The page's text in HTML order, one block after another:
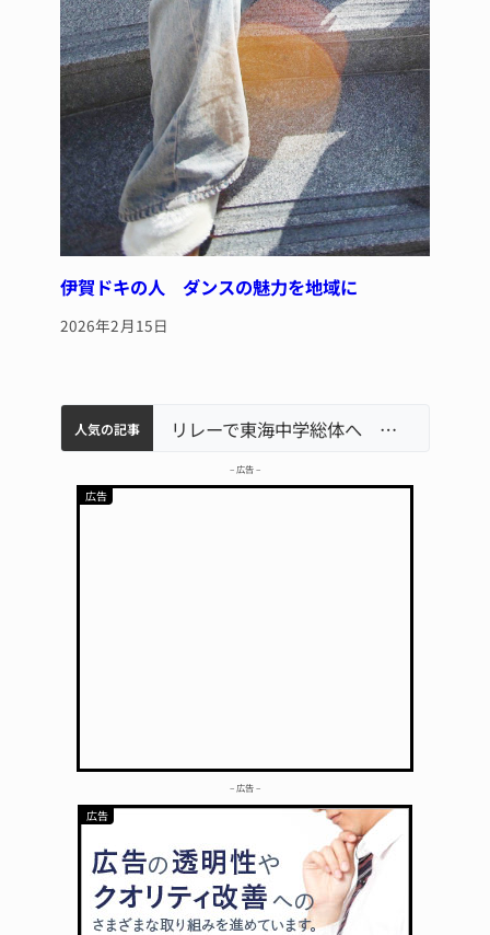
伊賀ドキの人 ダンスの魅力を地域に
2026年2月15日
人気の記事
中学校の陶壁モニュメント 地元建設会社がボランティアで清掃 伊賀名張市立病院のDMAT、熊本地震の被災地へ 能登以来3回目の派遣
【インターハイ⑨】ソフトテニス ミス減らし上位狙う 近大高専 リレーで東海中学総体へ 伊賀・名張
– 広告 –
– 広告 –